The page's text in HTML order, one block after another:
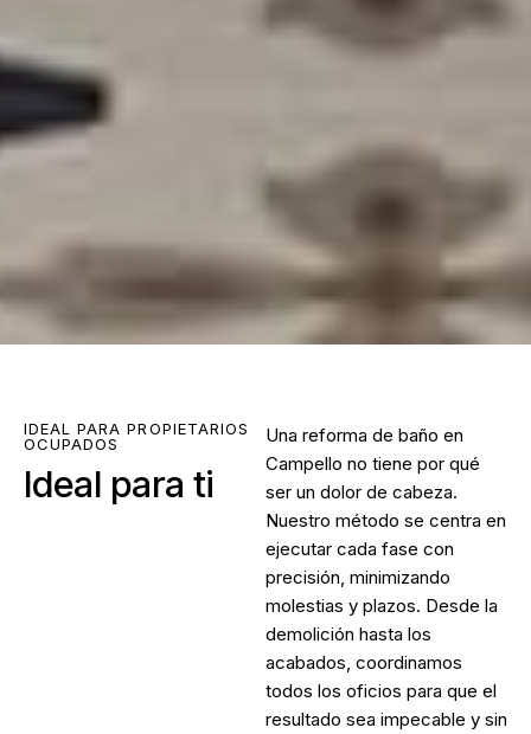
IDEAL PARA PROPIETARIOS
OCUPADOS
Ideal para ti
Una reforma de baño en
Campello no tiene por qué
ser un dolor de cabeza.
Nuestro método se centra en
ejecutar cada fase con
precisión, minimizando
molestias y plazos. Desde la
demolición hasta los
acabados, coordinamos
todos los oficios para que el
resultado sea impecable y sin